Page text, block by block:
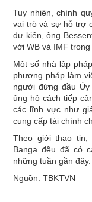
Tuy nhiên, chính
vai trò và sự hỗ trợ
dự kiến, ông
với WB và IMF
Một số nhà lập
phương pháp làm
người đứng đầu
ủng hộ cách tiếp
các lĩnh vực như
cung cấp tài chính
Theo giới thạo tin,
Banga đều đã có
những tuần gần đây.
Nguồn: TBKTVN